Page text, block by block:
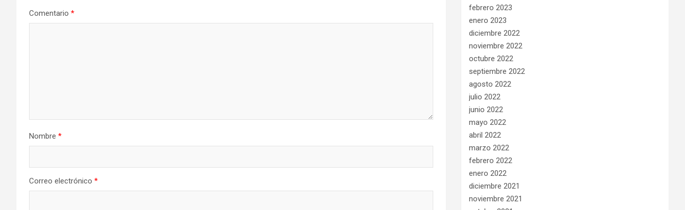
Comentario *
Nombre *
Correo electrónico *
febrero 2023
enero 2023
diciembre 2022
noviembre 2022
octubre 2022
septiembre 2022
agosto 2022
julio 2022
junio 2022
mayo 2022
abril 2022
marzo 2022
febrero 2022
enero 2022
diciembre 2021
noviembre 2021